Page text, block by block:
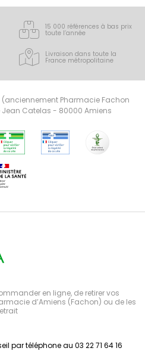
15 000 références à bas prix
toute l’année
Livraison dans toute la
France métropolitaine
(anciennement Pharmacie Fachon
Jean Catelas - 80000 Amiens
en ligne, de retirer vos
d’Amiens (Fachon) ou de les
par téléphone au 03 22 71 64 16